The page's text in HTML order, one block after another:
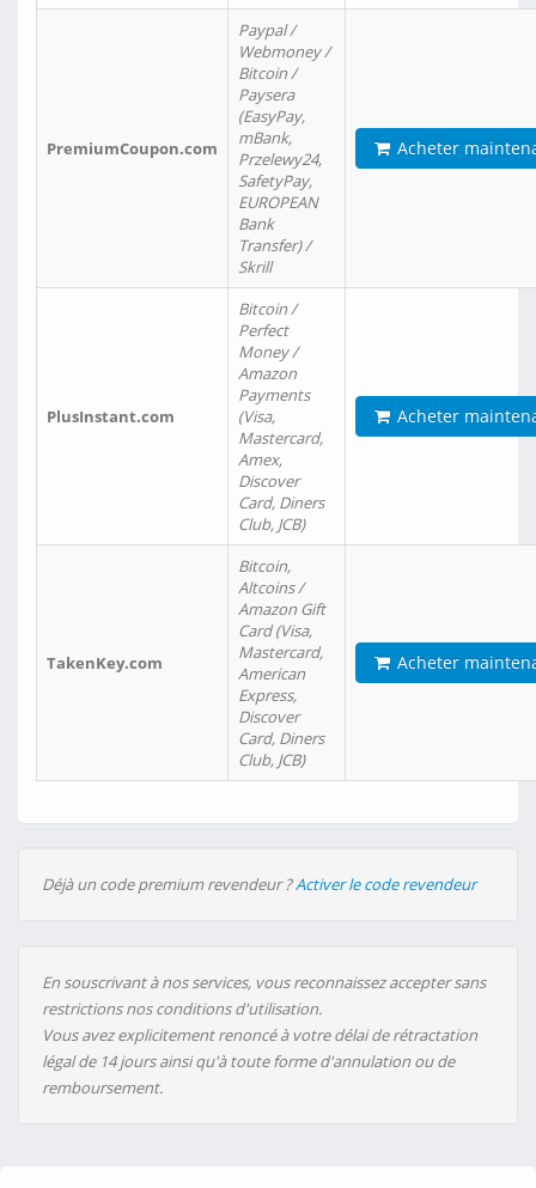
PremiumCoupon.com
Paypal /
Webmoney /
Bitcoin /
Paysera
(EasyPay,
mBank,
Przelewy24,
SafetyPay,
EUROPEAN
Bank
Transfer) /
Skrill
Acheter
PlusInstant.com
Bitcoin /
Perfect
Money /
Amazon
Payments
(Visa,
Mastercard,
Amex,
Discover
Card, Diners
Club, JCB)
Acheter
TakenKey.com
Bitcoin,
Altcoins /
Amazon Gift
Card (Visa,
Mastercard,
American
Express,
Discover
Card, Diners
Club, JCB)
Acheter
Déjà un code premium revendeur ?Activer le code revendeur
En souscrivant à nos services, vous reconnaissez accepter sans
restrictions nos conditions d'utilisation.
Vous avez explicitement renoncé à votre délai de rétractation
légal de 14 jours ainsi qu'à toute forme d'annulation ou de
remboursement.